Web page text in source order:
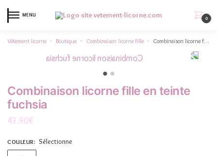
MENU
0
Vêtement licorne » Boutique » Combinaison licorne fille » Combinaison licorne fille en teinte fuchsia
Combinaison licorne fille en teinte
fuchsia
43.90€
COULEUR: Sélectionne